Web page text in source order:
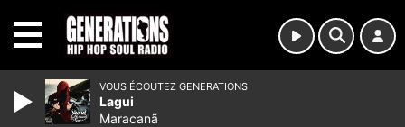
VOUS ÉCOUTEZ GENERATIONS
Lagui
Maracanã